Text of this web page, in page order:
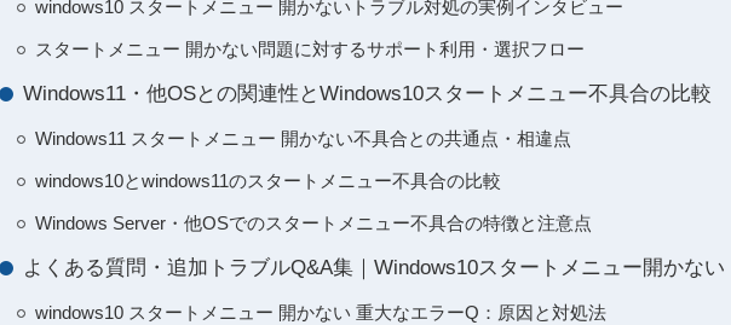
windows10 スタートメニュー 開かないトラブル対処の実例インタビュー
スタートメニュー 開かない問題に対するサポート利用・選択フロー
Windows11・他OSとの関連性とWindows10スタートメニュー不具合の比較
Windows11 スタートメニュー 開かない不具合との共通点・相違点
windows10とwindows11のスタートメニュー不具合の比較
Windows Server・他OSでのスタートメニュー不具合の特徴と注意点
よくある質問・追加トラブルQ&A集｜Windows10スタートメニュー開かない
windows10 スタートメニュー 開かない 重大なエラーQ：原因と対処法